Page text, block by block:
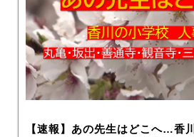
【速報】あの先生はどこへ…香